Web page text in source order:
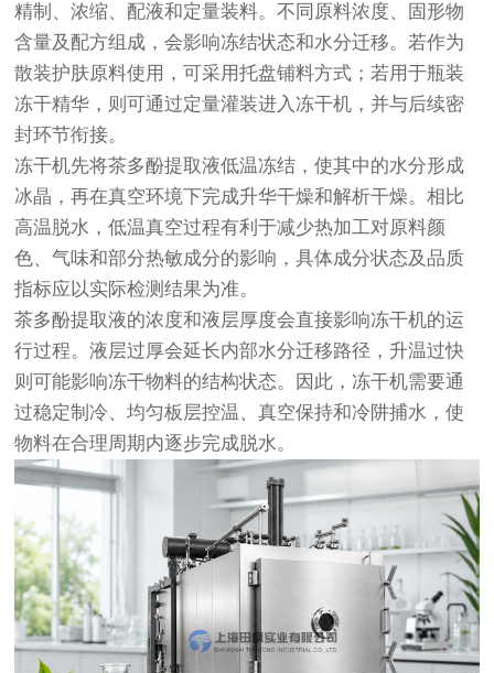
精制、浓缩、配液和定量装料。不同原料浓度、固形物
含量及配方组成，会影响冻结状态和水分迁移。若作为
散装护肤原料使用，可采用托盘铺料方式；若用于瓶装
冻干精华，则可通过定量灌装进入冻干机，并与后续密
封环节衔接。
冻干机先将茶多酚提取液低温冻结，使其中的水分形成
冰晶，再在真空环境下完成升华干燥和解析干燥。相比
高温脱水，低温真空过程有利于减少热加工对原料颜
色、气味和部分热敏成分的影响，具体成分状态及品质
指标应以实际检测结果为准。
茶多酚提取液的浓度和液层厚度会直接影响冻干机的运
行过程。液层过厚会延长内部水分迁移路径，升温过快
则可能影响冻干物料的结构状态。因此，冻干机需要通
过稳定制冷、均匀板层控温、真空保持和冷阱捕水，使
物料在合理周期内逐步完成脱水。